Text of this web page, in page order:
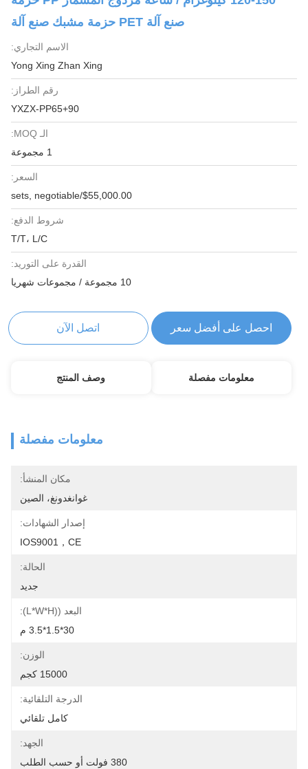
صنع آلة PET حزمة مشبك صنع آلة
الاسم التجاري:
Yong Xing Zhan Xing
رقم الطراز:
YXZX-PP65+90
الـ MOQ:
1 مجموعة
السعر:
$55,000.00/sets, negotiable
شروط الدفع:
T/T، L/C
القدرة على التوريد:
10 مجموعة / مجموعات شهريا
احصل على أفضل سعر اتصل الآن
معلومات مفصلة وصف المنتج
معلومات مفصلة
مكان المنشأ:
غوانغدونغ، الصين
إصدار الشهادات:
IOS9001，CE
الحالة:
جديد
البعد ((L*W*H):
30*1.5*3.5 م
الوزن:
15000 كجم
الدرجة التلقائية:
كامل تلقائي
الجهد:
380 فولت أو حسب الطلب